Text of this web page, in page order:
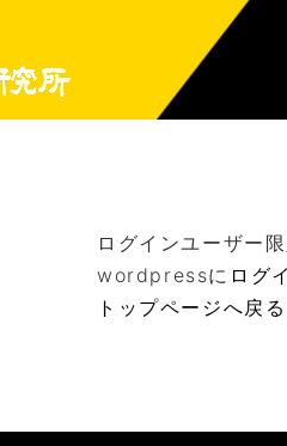
ログインユーザー
wordpressに ログ
トップページへ戻る